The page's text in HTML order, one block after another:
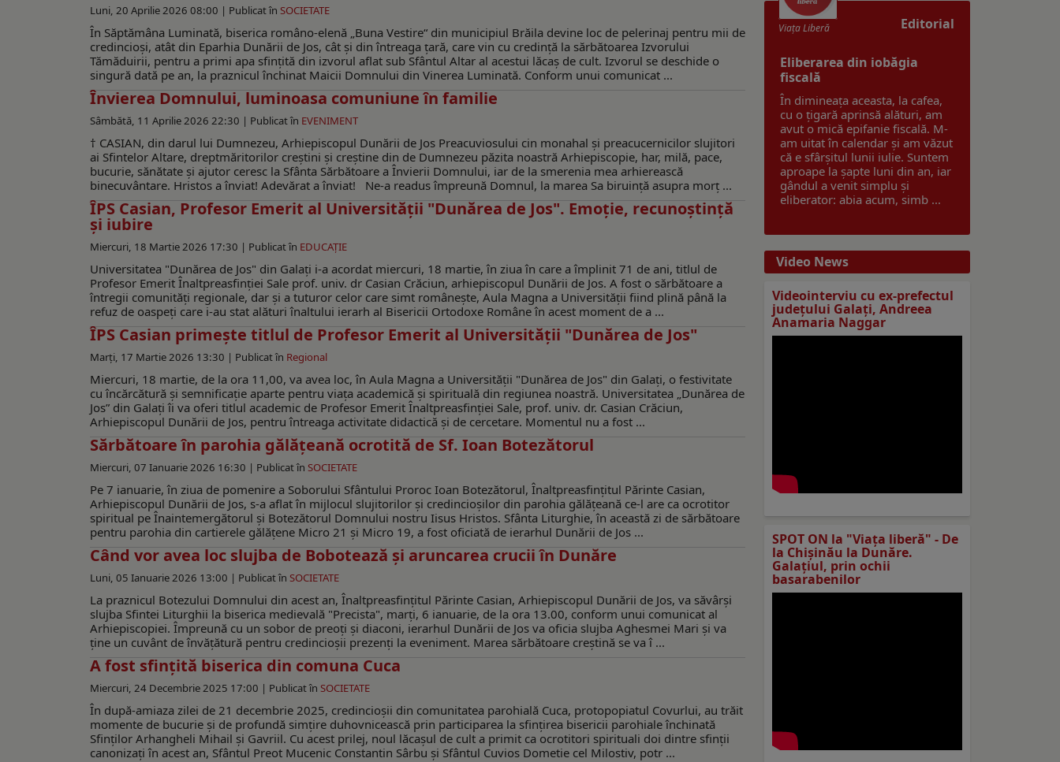
Luni, 20 Aprilie 2026 08:00 | Publicat în SOCIETATE
În Săptămâna Luminată, biserica româno-elenă „Buna Vestire“ din municipiul Brăila devine loc de pelerinaj pentru mii de
credincioşi, atât din Eparhia Dunării de Jos, cât şi din întreaga ţară, care vin cu credinţă la sărbătoarea Izvorului
Tămăduirii, pentru a primi apa sfinţită din izvorul aflat sub Sfântul Altar al acestui lăcaş de cult. Izvorul se deschide o
singură dată pe an, la praznicul închinat Maicii Domnului din Vinerea Luminată. Conform unui comunicat ...
Învierea Domnului, luminoasa comuniune în familie
Sâmbătă, 11 Aprilie 2026 22:30 | Publicat în EVENIMENT
† CASIAN, din darul lui Dumnezeu, Arhiepiscopul Dunării de Jos Preacuviosului cin monahal și preacucernicilor slujitori
ai Sfintelor Altare, dreptmăritorilor creștini și creștine din de Dumnezeu păzita noastră Arhiepiscopie, har, milă, pace,
bucurie, sănătate și ajutor ceresc la Sfânta Sărbătoare a Învierii Domnului, iar de la smerenia mea arhierească
binecuvântare. Hristos a înviat! Adevărat a înviat! Ne‑a readus împreună Domnul, la marea Sa biruință asupra morț ...
ÎPS Casian, Profesor Emerit al Universităţii "Dunărea de Jos". Emoţie, recunoştinţă
şi iubire
Miercuri, 18 Martie 2026 17:30 | Publicat în EDUCAŢIE
Universitatea "Dunărea de Jos" din Galaţi i-a acordat miercuri, 18 martie, în ziua în care a împlinit 71 de ani, titlul de
Profesor Emerit Înaltpreasfinţiei Sale prof. univ. dr Casian Crăciun, arhiepiscopul Dunării de Jos. A fost o sărbătoare a
întregii comunităţi regionale, dar şi a tuturor celor care simt româneşte, Aula Magna a Universităţii fiind plină până la
refuz de oaspeţi care i-au stat alături înaltului ierarh al Bisericii Ortodoxe Române în acest moment de a ...
ÎPS Casian primeşte titlul de Profesor Emerit al Universităţii "Dunărea de Jos"
Marți, 17 Martie 2026 13:30 | Publicat în Regional
Miercuri, 18 martie, de la ora 11,00, va avea loc, în Aula Magna a Universităţii "Dunărea de Jos" din Galaţi, o festivitate
cu încărcătură şi semnificaţie aparte pentru viaţa academică şi spirituală din regiunea noastră. Universitatea „Dunărea de
Jos” din Galați îi va oferi titlul academic de Profesor Emerit Înaltpreasfinției Sale, prof. univ. dr. Casian Crăciun,
Arhiepiscopul Dunării de Jos, pentru întreaga activitate didactică și de cercetare. Momentul nu a fost ...
Sărbătoare în parohia gălăţeană ocrotită de Sf. Ioan Botezătorul
Miercuri, 07 Ianuarie 2026 16:30 | Publicat în SOCIETATE
Pe 7 ianuarie, în ziua de pomenire a Soborului Sfântului Proroc Ioan Botezătorul, Înaltpreasfinţitul Părinte Casian,
Arhiepiscopul Dunării de Jos, s-a aflat în mijlocul slujitorilor și credincioșilor din parohia gălăţeană ce-l are ca ocrotitor
spiritual pe Înaintemergătorul şi Botezătorul Domnului nostru Iisus Hristos. Sfânta Liturghie, în această zi de sărbătoare
pentru parohia din cartierele gălăţene Micro 21 şi Micro 19, a fost oficiată de ierarhul Dunării de Jos ...
Când vor avea loc slujba de Bobotează şi aruncarea crucii în Dunăre
Luni, 05 Ianuarie 2026 13:00 | Publicat în SOCIETATE
La praznicul Botezului Domnului din acest an, Înaltpreasfinţitul Părinte Casian, Arhiepiscopul Dunării de Jos, va săvârşi
slujba Sfintei Liturghii la biserica medievală "Precista", marţi, 6 ianuarie, de la ora 13.00, conform unui comunicat al
Arhiepiscopiei. Împreună cu un sobor de preoţi şi diaconi, ierarhul Dunării de Jos va oficia slujba Aghesmei Mari şi va
ţine un cuvânt de învăţătură pentru credincioşii prezenţi la eveniment. Marea sărbătoare creştină se va î ...
A fost sfinţită biserica din comuna Cuca
Miercuri, 24 Decembrie 2025 17:00 | Publicat în SOCIETATE
În după-amiaza zilei de 21 decembrie 2025, credincioşii din comunitatea parohială Cuca, protopopiatul Covurlui, au trăit
momente de bucurie şi de profundă simţire duhovnicească prin participarea la sfinţirea bisericii parohiale închinată
Sfinților Arhangheli Mihail și Gavriil. Cu acest prilej, noul lăcaşul de cult a primit ca ocrotitori spirituali doi dintre sfinţii
canonizaţi în acest an, Sfântul Preot Mucenic Constantin Sârbu şi Sfântul Cuvios Dometie cel Milostiv, potr ...
Editorial
Viaţa Liberă
Eliberarea din iobăgia
fiscală
În dimineața aceasta, la cafea,
cu o țigară aprinsă alături, am
avut o mică epifanie fiscală. M-
am uitat în calendar și am văzut
că e sfârșitul lunii iulie. Suntem
aproape la șapte luni din an, iar
gândul a venit simplu și
eliberator: abia acum, simb ...
Video News
Videointerviu cu ex-prefectul
judeţului Galaţi, Andreea
Anamaria Naggar
SPOT ON la "Viaţa liberă" - De
la Chișinău la Dunăre.
Galațiul, prin ochii
basarabenilor